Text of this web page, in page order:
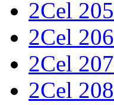
2Cel 205
2Cel 206
2Cel 207
2Cel 208